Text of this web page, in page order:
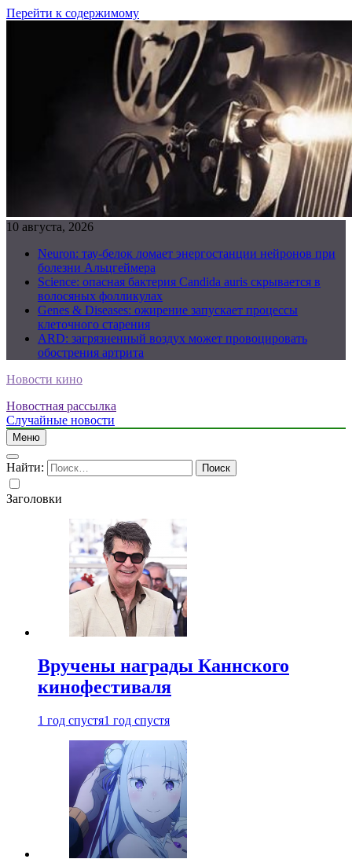
Перейти к содержимому
10 августа, 2026
Neuron: тау-белок ломает энергостанции нейронов при
болезни Альцгеймера
Science: опасная бактерия Candida auris скрывается в
волосяных фолликулах
Genes & Diseases: ожирение запускает процессы
клеточного старения
ARD: загрязненный воздух может провоцировать
обострения артрита
Новости кино
Новостная рассылка
Случайные новости
Меню
Найти:
Заголовки
Вручены награды Каннского
кинофестиваля
1 год спустя1 год спустя